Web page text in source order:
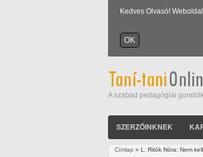
Kedves Olvasó!
A szabad pedagógiai
SZERZŐINKNEK
Címlap » L. Ritók Nóra: Nem